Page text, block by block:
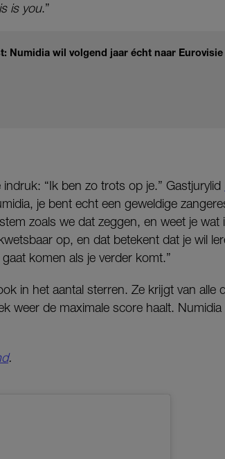
is you.”
Numidia wil volgend jaar écht naar
“Ik ben zo trots op je.” Gastjurylid
je bent echt een geweldige
zoals we dat zeggen, en weet je wat
op, en dat betekent dat je wil
komen als je verder komt.”
in het aantal sterren. Ze krijgt van alle
weer de maximale score haalt.
.